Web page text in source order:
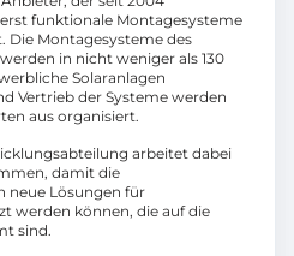
funktionale Montagesysteme
Die Montagesysteme des
in nicht weniger als 130
Solaranlagen
Vertrieb der Systeme werden
aus organisiert.
arbeitet dabei
damit die
neue Lösungen für
werden können, die auf die
sind.